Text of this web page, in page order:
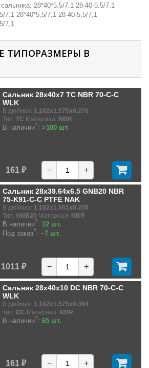
28*40*5.5/7.1 28-40-5.5/7.1
7.1 28*40*5,5/7,1 28-40-5,5/7,1
7,1
ТИПОРАЗМЕРЫ В
Сальник 28x40x7 TC NBR 70-C-C
WLK
В дюймах: 1.102x1.575x0.276
Тип: TC Материал: NBR
В наличии?: >100 шт.
161 ₽ − +
Сальник 28x39.64x6.5 GNB20 NBR
75-K91-C-C PTFE NAK
В дюймах: 1.102x1.561x0.256
Тип: GNB20 Материал: NBR
В наличии?: 12 шт.
Под заказ?: ~7 шт.
1011 ₽ − +
Сальник 28x40x10 DC NBR 70-C-C
WLK
В дюймах: 1.102x1.575x0.394
Тип: DC Материал: NBR
В наличии?: 65 шт.
161 ₽ − +